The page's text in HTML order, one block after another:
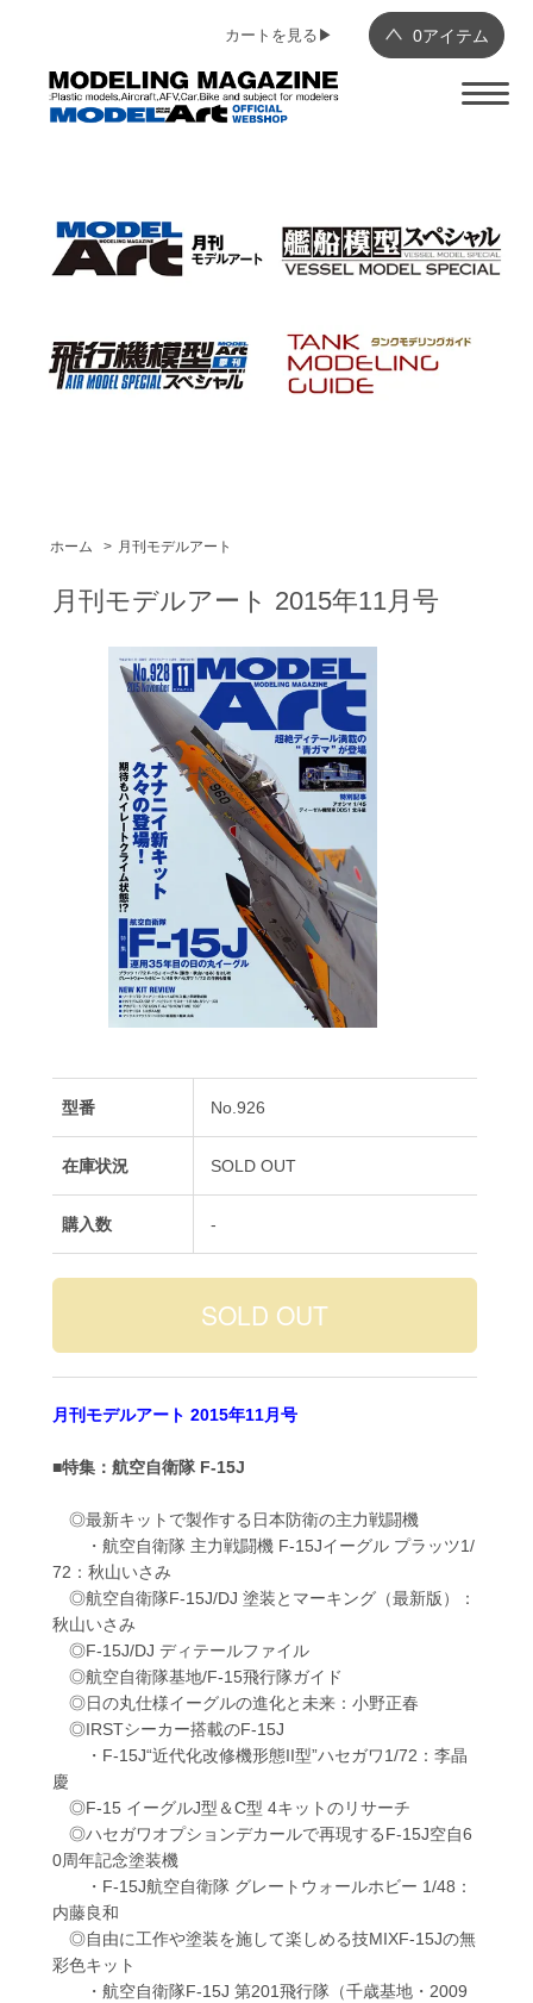
0アイテム
カートを見る▶︎
ホーム > 月刊モデルアート
月刊モデルアート 2015年11月号
型番 No.926
在庫状況 SOLD OUT
購入数 -
月刊モデルアート 2015年11月号
■特集：航空自衛隊 F-15J
◎最新キットで製作する日本防衛の主力戦闘機
・航空自衛隊 主力戦闘機 F-15Jイーグル プラッツ1/
72：秋山いさみ
◎航空自衛隊F-15J/DJ 塗装とマーキング（最新版）：
秋山いさみ
◎F-15J/DJ ディテールファイル
◎航空自衛隊基地/F-15飛行隊ガイド
◎日の丸仕様イーグルの進化と未来：小野正春
◎IRSTシーカー搭載のF-15J
・F-15J“近代化改修機形態II型”ハセガワ1/72：李晶
慶
◎F-15 イーグルJ型＆C型 4キットのリサーチ
◎ハセガワオプションデカールで再現するF-15J空自6
0周年記念塗装機
・F-15J航空自衛隊 グレートウォールホビー 1/48：
内藤良和
◎自由に工作や塗装を施して楽しめる技MIXF-15Jの無
彩色キット
・航空自衛隊F-15J 第201飛行隊（千歳基地・2009